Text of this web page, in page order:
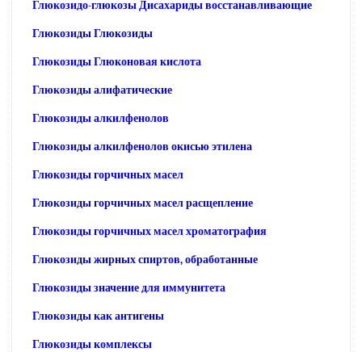
Глюкозидо-глюкозы Дисахариды восстанавливающие
Глюкозиды Глюкозиды
Глюкозиды Глюконовая кислота
Глюкозиды алифатические
Глюкозиды алкилфенолов
Глюкозиды алкилфенолов окисью этилена
Глюкозиды горчичных масел
Глюкозиды горчичных масел расщепление
Глюкозиды горчичных масел хроматография
Глюкозиды жирных спиртов, обработанные
Глюкозиды значение для иммунитета
Глюкозиды как антигены
Глюкозиды комплексы